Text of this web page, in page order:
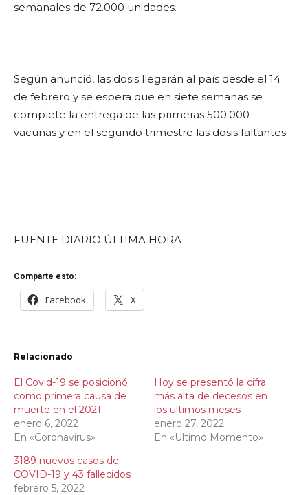
semanales de 72.000 unidades.
Según anunció, las dosis llegarán al país desde el 14
de febrero y se espera que en siete semanas se
complete la entrega de las primeras 500.000
vacunas y en el segundo trimestre las dosis faltantes.
FUENTE DIARIO ÚLTIMA HORA
Comparte esto:
Facebook X
Relacionado
El Covid-19 se posicionó
como primera causa de
muerte en el 2021
enero 6, 2022
En «Coronavirus»
Hoy se presentó la cifra
más alta de decesos en
los últimos meses
enero 27, 2022
En «Ultimo Momento»
3189 nuevos casos de
COVID-19 y 43 fallecidos
febrero 5, 2022